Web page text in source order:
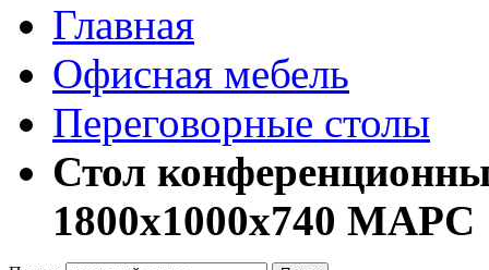
Главная
Офисная мебель
Переговорные столы
Стол
1800х1000х740 МАРС